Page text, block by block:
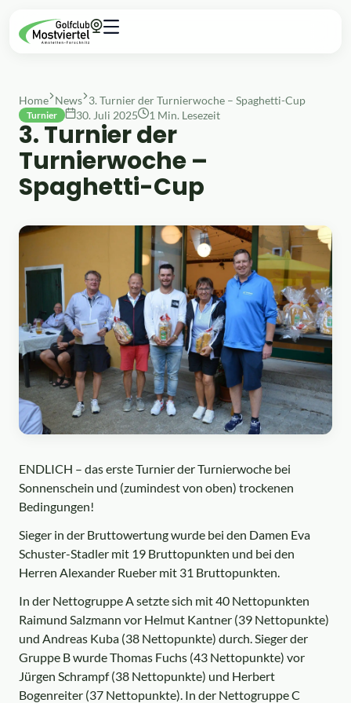
Home News 3. Turnier der Turnierwoche – Spaghetti-Cup
Turnier 30. Juli 2025 1 Min. Lesezeit
3. Turnier der
Turnierwoche –
Spaghetti-Cup
ENDLICH – das erste Turnier der Turnierwoche bei
Sonnenschein und (zumindest von oben) trockenen
Bedingungen!
Sieger in der Bruttowertung wurde bei den Damen Eva
Schuster-Stadler mit 19 Bruttopunkten und bei den
Herren Alexander Rueber mit 31 Bruttopunkten.
In der Nettogruppe A setzte sich mit 40 Nettopunkten
Raimund Salzmann vor Helmut Kantner (39 Nettopunkte)
und Andreas Kuba (38 Nettopunkte) durch. Sieger der
Gruppe B wurde Thomas Fuchs (43 Nettopunkte) vor
Jürgen Schrampf (38 Nettopunkte) und Herbert
Bogenreiter (37 Nettopunkte). In der Nettogruppe C